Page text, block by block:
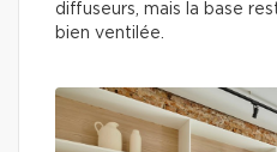
diffuseurs, mais la base
bien ventilée.